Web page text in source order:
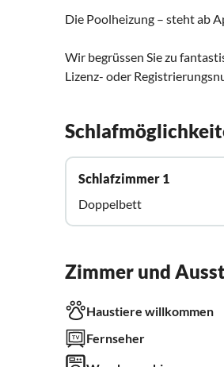
Die Poolheizung – steht ab
Wir begrüssen Sie zu
Lizenz- oder
Schlafzimmer 1
Doppelbett
Zimmer und
Haustiere willkommen
Fernseher